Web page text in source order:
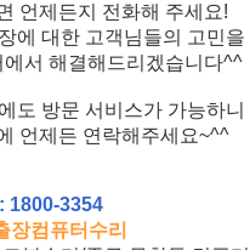
언제든지 전화해 주세요!
에 대한 고객님들의 고민을
서 해결해드리겠습니다^^
도 방문 서비스가 가능하니
언제든 연락해주세요~^^
1800-3354
장컴퓨터수리